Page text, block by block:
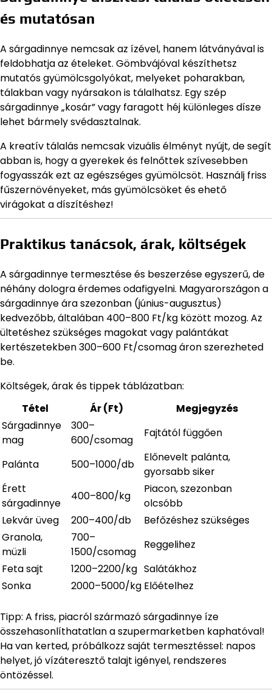
és mutatósan
A sárgadinnye nemcsak az ízével, hanem látványával is
feldobhatja az ételeket. Gömbvájóval készíthetsz
mutatós gyümölcsgolyókat, melyeket poharakban,
tálakban vagy nyársakon is tálalhatsz. Egy szép
sárgadinnye „kosár” vagy faragott héj különleges dísze
lehet bármely svédasztalnak.
A kreatív tálalás nemcsak vizuális élményt nyújt, de segít
abban is, hogy a gyerekek és felnőttek szívesebben
fogyasszák ezt az egészséges gyümölcsöt. Használj friss
fűszernövényeket, más gyümölcsöket és ehető
virágokat a díszítéshez!
Praktikus tanácsok, árak, költségek
A sárgadinnye termesztése és beszerzése egyszerű, de
néhány dologra érdemes odafigyelni. Magyarországon a
sárgadinnye ára szezonban (június-augusztus)
kedvezőbb, általában 400–800 Ft/kg között mozog. Az
ültetéshez szükséges magokat vagy palántákat
kertészetekben 300–600 Ft/csomag áron szerezheted
be.
Költségek, árak és tippek táblázatban:
Tétel
Ár (Ft)
Megjegyzés
Sárgadinnye
mag
300–
600/csomag
Fajtától függően
Palánta 500–1000/db
Előnevelt palánta,
gyorsabb siker
Érett
sárgadinnye
400–800/kg
Piacon, szezonban
olcsóbb
Lekvár üveg
200–400/db
Befőzéshez szükséges
Granola,
müzli
700–
1500/csomag
Reggelihez
Feta sajt
1200–2200/kg Salátákhoz
Sonka
2000–5000/kg Előételhez
Tipp: A friss, piacról származó sárgadinnye íze
összehasonlíthatatlan a szupermarketben kaphatóval!
Ha van kerted, próbálkozz saját termesztéssel: napos
helyet, jó vízáteresztő talajt igényel, rendszeres
öntözéssel.